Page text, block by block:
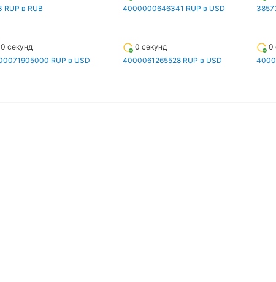
RUP в RUB
4000000646341 RUP в USD
0 секунд
RUP в USD
0 секунд
4000061265528 RUP в USD
0